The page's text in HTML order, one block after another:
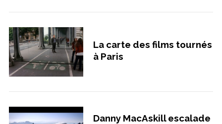
La carte des films tournés
à Paris
Danny MacAskill escalade